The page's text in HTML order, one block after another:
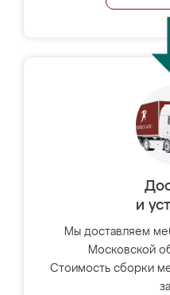
и
Мы доставляем
Московской
Стоимость сборки